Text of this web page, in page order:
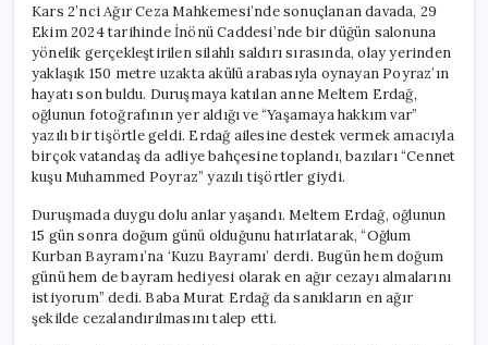
Kars 2’nci Ağır Ceza Mahkemesi’nde sonuçlanan davada, 29
Ekim 2024 tarihinde İnönü Caddesi’nde bir düğün salonuna
yönelik gerçekleştirilen silahlı saldırı sırasında, olay yerinden
yaklaşık 150 metre uzakta akülü arabasıyla oynayan Poyraz’ın
hayatı son buldu. Duruşmaya katılan anne Meltem Erdağ,
oğlunun fotoğrafının yer aldığı ve “Yaşamaya hakkım var”
yazılı bir tişörtle geldi. Erdağ ailesine destek vermek amacıyla
birçok vatandaş da adliye bahçesine toplandı, bazıları “Cennet
kuşu Muhammed Poyraz” yazılı tişörtler giydi.
Duruşmada duygu dolu anlar yaşandı. Meltem Erdağ, oğlunun
15 gün sonra doğum günü olduğunu hatırlatarak, “Oğlum
Kurban Bayramı’na ‘Kuzu Bayramı’ derdi. Bugün hem doğum
günü hem de bayram hediyesi olarak en ağır cezayı almalarını
istiyorum” dedi. Baba Murat Erdağ da sanıkların en ağır
şekilde cezalandırılmasını talep etti.